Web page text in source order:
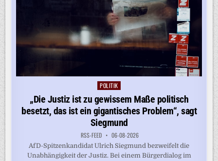
Posted
POLITIK
„Die Justiz ist zu gewissem Maße politisch
besetzt, das ist ein gigantisches Problem“, sagt
Siegmund
RSS-FEED 06-08-2026
AfD-Spitzenkandidat Ulrich Siegmund bezweifelt die
Unabhängigkeit der Justiz. Bei einem Bürgerdialog im